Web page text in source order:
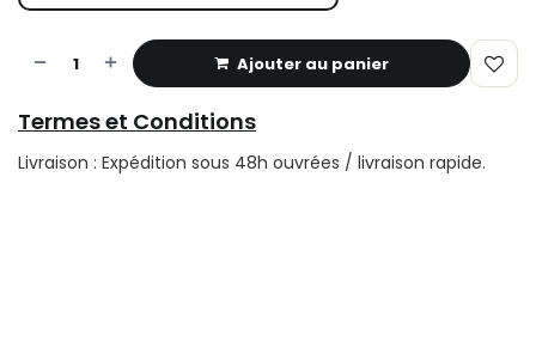
Ajouter au panier
Termes et Conditions
Livraison : Expédition sous 48h ouvrées / livraison rapide.